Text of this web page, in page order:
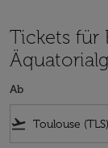
Tickets für
Ab
flight_takeoff